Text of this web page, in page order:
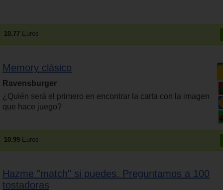
10.77 Euros
Memory clásico
Ravensburger
¿Quién será el primero en encontrar la carta con la imagen
que hace juego?
10.99 Euros
Hazme "match" si puedes. Preguntamos a 100
tostadoras